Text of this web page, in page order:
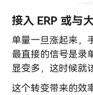
接入 ERP 或与
单量一旦涨起来，
最直接的信号是录
显变多，这时候就
这个转变带来的效